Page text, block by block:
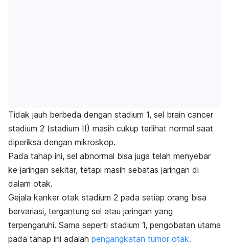
Tidak jauh berbeda dengan stadium 1, sel brain cancer
stadium 2 (stadium II) masih cukup terlihat normal saat
diperiksa dengan mikroskop.
Pada tahap ini, sel abnormal bisa juga telah menyebar
ke jaringan sekitar, tetapi masih sebatas jaringan di
dalam otak.
Gejala kanker otak stadium 2 pada setiap orang bisa
bervariasi, tergantung sel atau jaringan yang
terpengaruhi. Sama seperti stadium 1, pengobatan utama
pada tahap ini adalah pengangkatan tumor otak.